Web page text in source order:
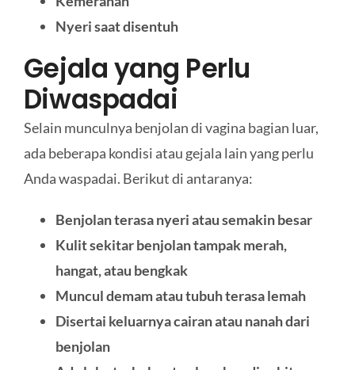
Nyeri saat disentuh
Gejala yang Perlu
Diwaspadai
Selain munculnya benjolan di vagina bagian luar,
ada beberapa kondisi atau gejala lain yang perlu
Anda waspadai. Berikut di antaranya:
Benjolan terasa nyeri atau semakin besar
Kulit sekitar benjolan tampak merah,
hangat, atau bengkak
Muncul demam atau tubuh terasa lemah
Disertai keluarnya cairan atau nanah dari
benjolan